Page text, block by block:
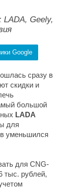
Geely,
Google
сразу в
скидки и
большой
LADA
для
уменьшился
для CNG-
тыс. рублей,